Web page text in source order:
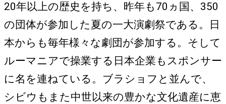
20年以上の歴史を持ち、昨年も70ヵ国、350
の団体が参加した夏の一大演劇祭である。日
本からも毎年様々な劇団が参加する。そして
ルーマニアで操業する日本企業もスポンサー
に名を連ねている。ブラショフと並んで、
シビウもまた中世以来の豊かな文化遺産に恵